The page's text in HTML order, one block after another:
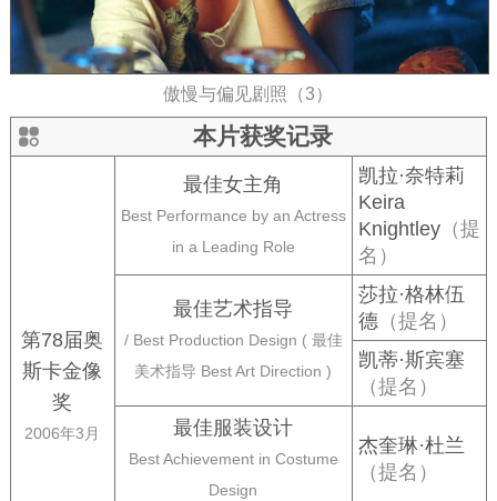
傲慢与偏见剧照（3）
本片获奖记录
第78届奥
斯卡金像
奖
2006年3月
最佳女主角
Best Performance by an Actress
in a Leading Role
凯拉·奈特莉
Keira
Knightley（提
名）
最佳艺术指导
/ Best Production Design ( 最佳
美术指导 Best Art Direction )
莎拉·格林伍
德（提名）
凯蒂·斯宾塞
（提名）
最佳服装设计
Best Achievement in Costume
Design
杰奎琳·杜兰
（提名）